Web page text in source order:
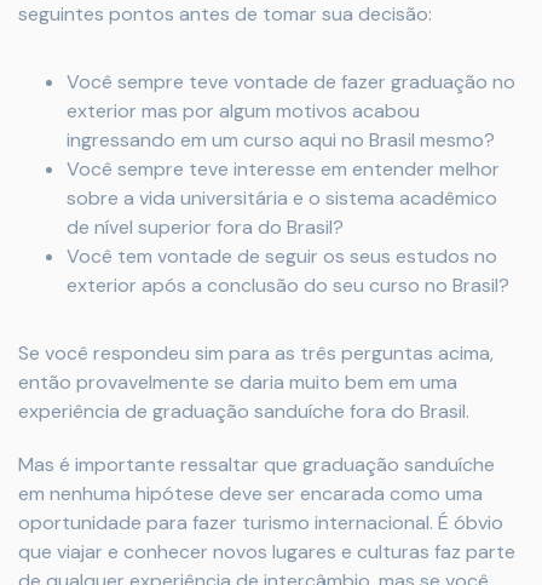
seguintes pontos antes de tomar sua decisão:
Você sempre teve vontade de fazer graduação no
exterior mas por algum motivos acabou
ingressando em um curso aqui no Brasil mesmo?
Você sempre teve interesse em entender melhor
sobre a vida universitária e o sistema acadêmico
de nível superior fora do Brasil?
Você tem vontade de seguir os seus estudos no
exterior após a conclusão do seu curso no Brasil?
Se você respondeu sim para as três perguntas acima,
então provavelmente se daria muito bem em uma
experiência de graduação sanduíche fora do Brasil.
Mas é importante ressaltar que graduação sanduíche
em nenhuma hipótese deve ser encarada como uma
oportunidade para fazer turismo internacional. É óbvio
que viajar e conhecer novos lugares e culturas faz parte